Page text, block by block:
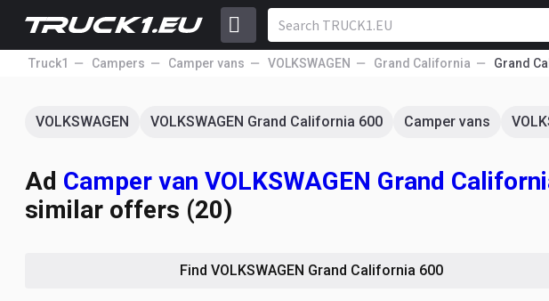
Truck1 Campers Camper vans VOLKSWAGEN Grand California Grand
VOLKSWAGEN VOLKSWAGEN Grand California 600 Camper vans
Ad Camper van VOLKSWAGEN Grand
similar offers (20)
Find VOLKSWAGEN Grand California 600